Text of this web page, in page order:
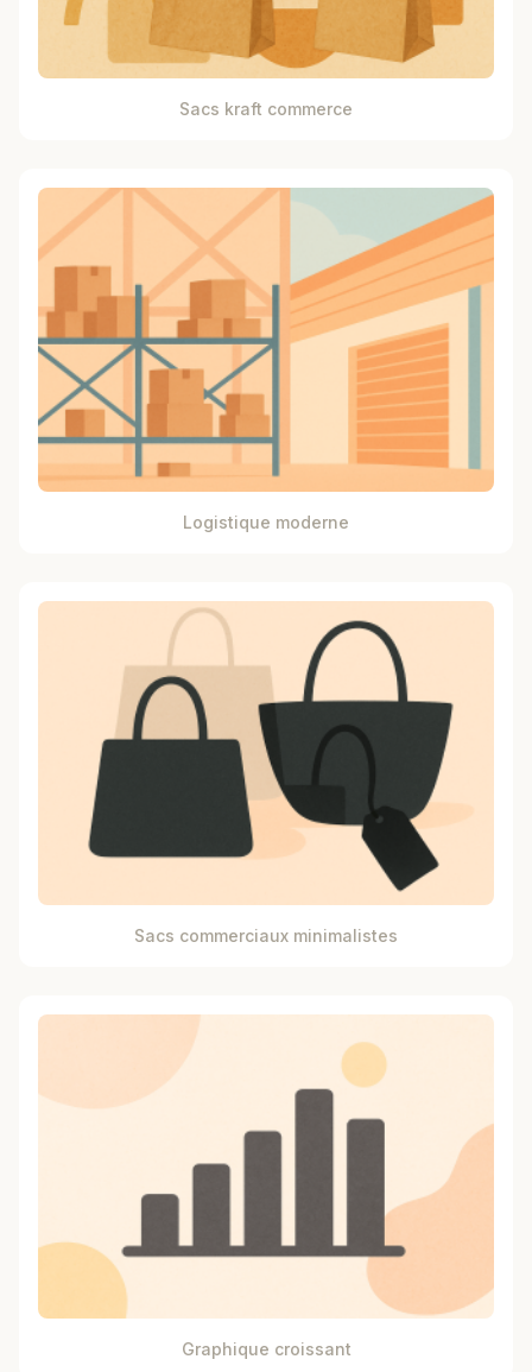
Sacs kraft commerce
Logistique moderne
Sacs commerciaux minimalistes
Graphique croissant